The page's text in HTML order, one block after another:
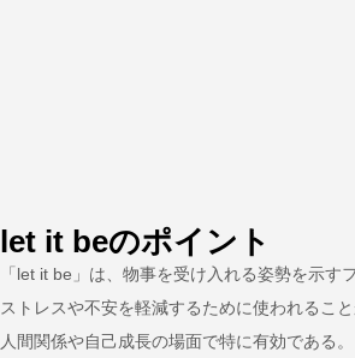
let it beのポイント
「let it be」は、物事を受け入れる姿勢を示す
ストレスや不安を軽減するために使われること
人間関係や自己成長の場面で特に有効である。